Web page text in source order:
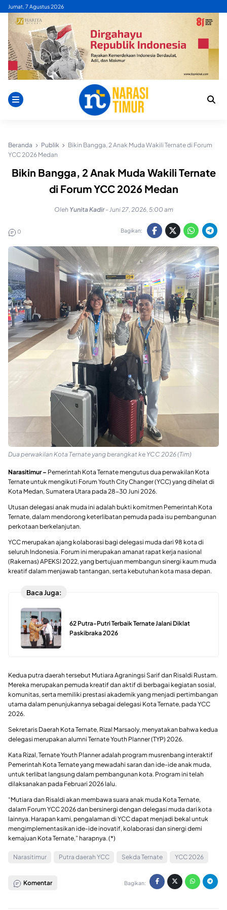
Skip
content
Jumat, 7 Agustus 2026
Beranda Publik
Bikin Bangga, 2 Anak Muda Wakili Ternate di Forum
YCC 2026 Medan
Bikin Bangga, 2 Anak Muda Wakili Ternate
di Forum YCC 2026 Medan
Oleh Yunita Kadir - Juni 27, 2026, 5:00 am
0 Bagikan:
Dua perwakilan Kota Ternate yang berangkat ke YCC 2026 (Tim)
Narasitimur – Pemerintah Kota Ternate mengutus dua perwakilan Kota
Ternate untuk mengikuti Forum Youth City Changer (YCC) yang dihelat di
Kota Medan, Sumatera Utara pada 28-30 Juni 2026.
Utusan delegasi anak muda ini adalah bukti komitmen Pemerintah Kota
Ternate, dalam mendorong keterlibatan pemuda pada isu pembangunan
perkotaan berkelanjutan.
YCC merupakan ajang kolaborasi bagi delegasi muda dari 98 kota di
seluruh Indonesia. Forum ini merupakan amanat rapat kerja nasional
(Rakernas) APEKSI 2022, yang bertujuan membangun sinergi kaum muda
kreatif dalam menjawab tantangan, serta kebutuhan kota masa depan.
Baca Juga:
62 Putra-Putri Terbaik Ternate Jalani Diklat
Paskibraka 2026
Kedua putra daerah tersebut Mutiara Agraningsi Sarif dan Risaldi Rustam.
Mereka merupakan pemuda kreatif dan aktif di berbagai kegiatan sosial,
komunitas, serta memiliki prestasi akademik yang menjadi pertimbangan
utama dalam penunjukannya sebagai delegasi Kota Ternate, pada YCC
2026.
Sekretaris Daerah Kota Ternate, Rizal Marsaoly, menyatakan bahwa kedua
delegasi merupakan alumni Ternate Youth Planner (TYP) 2026.
Kata Rizal, Ternate Youth Planner adalah program musrenbang interaktif
Pemerintah Kota Ternate yang mewadahi saran dan ide-ide anak muda,
untuk terlibat langsung dalam pembangunan kota. Program ini telah
dilaksanakan pada Februari 2026 lalu.
“Mutiara dan Risaldi akan membawa suara anak muda Kota Ternate,
dalam Forum YCC 2026 dan bersinergi dengan delegasi muda dari kota
lainnya. Harapan kami, pengalaman di YCC dapat menjadi bekal untuk
mengimplementasikan ide-ide inovatif, kolaborasi dan sinergi demi
kemajuan Kota Ternate,” harapnya. (*)
Narasitimur Putra daerah YCC Sekda Ternate YCC 2026
Komentar Bagikan: